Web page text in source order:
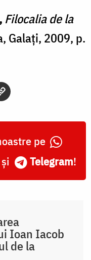
Filocalia de la
Galați, 2009, p.
pe
și Telegram!
Ioan Iacob
de la